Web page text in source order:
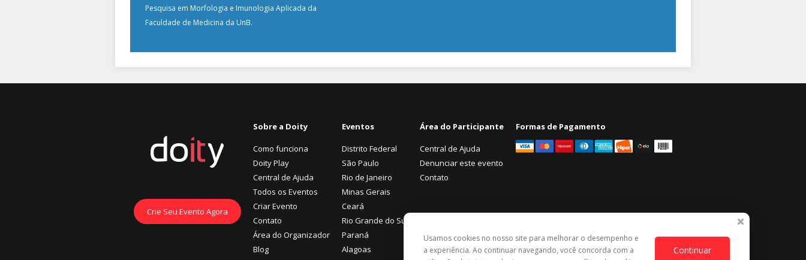
Pesquisa em Morfologia e Imunologia Aplicada da
Faculdade de Medicina da UnB.
Crie Seu Evento Agora
Sobre a Doity
Como funciona
Doity Play
Central de Ajuda
Todos os Eventos
Criar Evento
Contato
Área do Organizador
Blog
Eventos
Distrito Federal
São Paulo
Rio de Janeiro
Minas Gerais
Ceará
Rio Grande do Sul
Paraná
Alagoas
Área do Participante
Central de Ajuda
Denunciar este evento
Contato
Formas de Pagamento
Usamos cookies no nosso site para melhorar o desempenho e
a experiência. Ao continuar navegando, você concorda com a
Continuar